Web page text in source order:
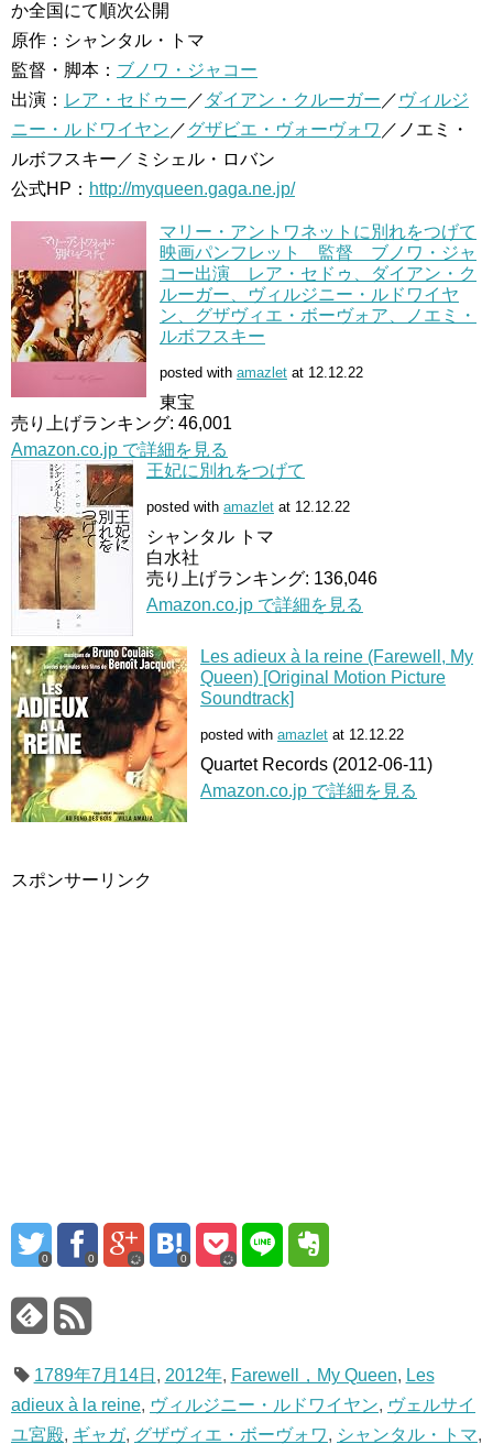
か全国にて順次公開
原作：シャンタル・トマ
監督・脚本： ブノワ・ジャコー
出演： レア・セドゥー ／ ダイアン・クルーガー ／ ヴィルジ
ニー・ルドワイヤン ／グザビエ・ヴォーヴォワ ／ノエミ・
ルボフスキー／ミシェル・ロバン
公式HP： http://myqueen.gaga.ne.jp/
マリー・アントワネットに別れをつげて
映画パンフレット 監督 ブノワ・ジャ
コー出演 レア・セドゥ、ダイアン・ク
ルーガー、ヴィルジニー・ルドワイヤ
ン、グザヴィエ・ボーヴォア、ノエミ・
ルボフスキー
posted with amazlet at 12.12.22
東宝
売り上げランキング: 46,001
Amazon.co.jp で詳細を見る
王妃に別れをつげて
posted with amazlet at 12.12.22
シャンタル トマ
白水社
売り上げランキング: 136,046
Amazon.co.jp で詳細を見る
Les adieux à la reine (Farewell, My
Queen) [Original Motion Picture
Soundtrack]
posted with amazlet at 12.12.22
Quartet Records (2012-06-11)
Amazon.co.jp で詳細を見る
スポンサーリンク
0 0 0
1789年7月14日 , 2012年, Farewell，My Queen, Les
adieux à la reine, ヴィルジニー・ルドワイヤン, ヴェルサイ
ユ宮殿, ギャガ, グザヴィエ・ボーヴォワ, シャンタル・トマ,